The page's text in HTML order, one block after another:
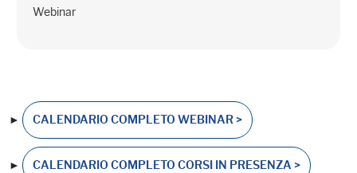
Webinar
► CALENDARIO COMPLETO WEBINAR >
► CALENDARIO COMPLETO CORSI IN PRESENZA >